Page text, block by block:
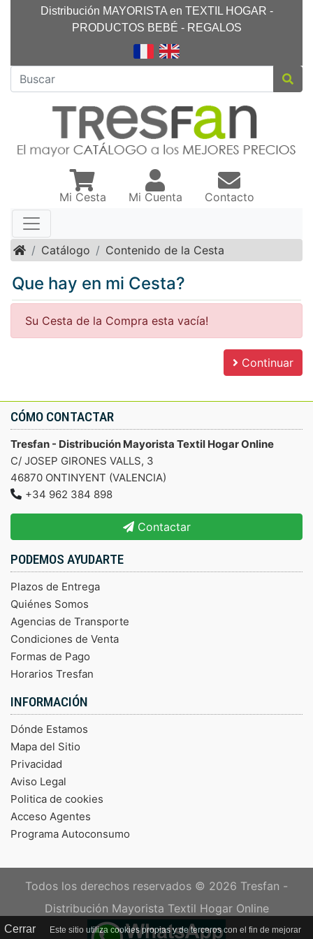
Cerrar Este sitio utiliza cookies propias y de terceros con el fin de mejorar
Distribución MAYORISTA en TEXTIL HOGAR -
PRODUCTOS BEBÉ - REGALOS
Mi Cesta Mi Cuenta Contacto
InicioCatálogo Contenido de la Cesta
Que hay en mi Cesta?
Su Cesta de la Compra esta vacía!
Continuar
CÓMO CONTACTAR
Tresfan - Distribución Mayorista Textil Hogar Online
C/ JOSEP GIRONES VALLS, 3
46870 ONTINYENT (VALENCIA)
+34 962 384 898
Contactar
PODEMOS AYUDARTE
Plazos de Entrega
Quiénes Somos
Agencias de Transporte
Condiciones de Venta
Formas de Pago
Horarios Tresfan
INFORMACIÓN
Dónde Estamos
Mapa del Sitio
Privacidad
Aviso Legal
Politica de cookies
Acceso Agentes
Programa Autoconsumo
Todos los derechos reservados © 2026 Tresfan -
Distribución Mayorista Textil Hogar Online